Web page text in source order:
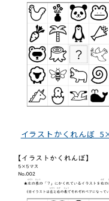
イラストかくれんぼ